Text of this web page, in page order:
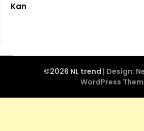
Kan
©2026 NL trend | Design:
WordPress